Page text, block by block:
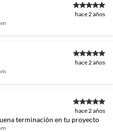
hace 2 años
hace 2 años
hace 2 años
terminación en tu proyecto